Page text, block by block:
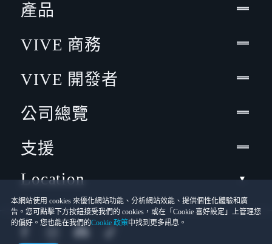
本網站使用 cookies 來優化網站功能、分析網站效能、提供個性化體驗和廣
告。您可點擊下方按鈕接受我們的 cookies，或在「Cookie 喜好設定」上管理您
的偏好。您也能在我們的Cookie 政策中找到更多訊息。
產品
VIVE 商務
VIVE 開發者
公司總覽
支援
Location